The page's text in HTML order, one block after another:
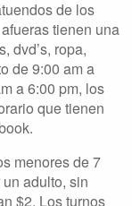
de los
tienen una
dvd’s, ropa,
de 9:00 am a
a 6:00 pm, los
que tienen
menores de 7
adulto, sin
$2. Los turnos